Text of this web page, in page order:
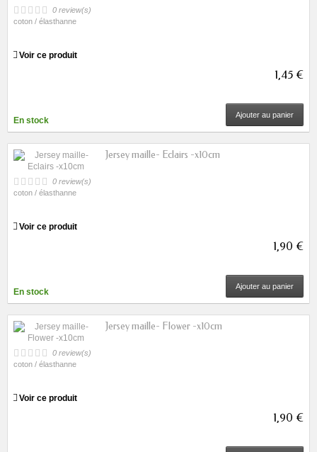
0 review(s)
coton / élasthanne
Voir ce produit
1,45 €
En stock
Ajouter au panier
Jersey maille- Eclairs -x10cm
0 review(s)
coton / élasthanne
Voir ce produit
1,90 €
En stock
Ajouter au panier
Jersey maille- Flower -x10cm
0 review(s)
coton / élasthanne
Voir ce produit
1,90 €